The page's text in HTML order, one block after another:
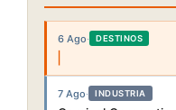
6 Ago· DESTINOS
7 Ago· INDUSTRIA